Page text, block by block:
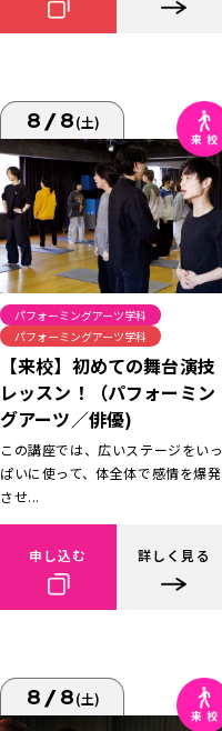
8/8(土)
パフォーミングアーツ学科
パフォーミングアーツ学科
【来校】初めての舞台演技
レッスン！（パフォーミン
グアーツ／俳優)
この講座では、広いステージをいっ
ぱいに使って、体全体で感情を爆発
させ...
申し込む 詳しく見る
8/8(土)